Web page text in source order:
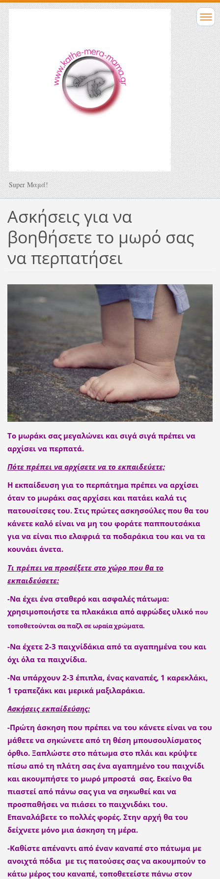
Super Μαμά!
Ασκήσεις για να
βοηθήσετε το μωρό σας
να περπατήσει
Το μωράκι σας μεγαλώνει και σιγά σιγά πρέπει να
αρχίσει να περπατά.
Πότε πρέπει να αρχίσετε να το εκπαιδεύετε;
Η εκπαίδευση για το περπάτημα πρέπει να αρχίσει
όταν το μωράκι σας αρχίσει και πατάει καλά τις
πατουσίτσες του. Στις πρώτες ασκησούλες που θα του
κάνετε καλό είναι να μη του φοράτε παππουτσάκια
για να είναι πιο ελαφριά τα ποδαράκια του και να τα
κουνάει άνετα.
Τι πρέπει να προσέξετε στο χώρο που θα το
εκπαιδεύσετε:
-Να έχει ένα σταθερό και ασφαλές πάτωμα:
χρησιμοποιήστε τα πλακάκια από αφρώδες υλικό που
τοποθετούνται σα παζλ σε ωραία χρώματα.
-Να έχετε 2-3 παιχνίδάκια από τα αγαπημένα του και
όχι όλα τα παιχνίδια.
-Να υπάρχουν 2-3 έπιπλα, ένας καναπές, 1 καρεκλάκι,
1 τραπεζάκι και μερικά μαξιλαράκια.
Ασκήσεις εκπαίδεύσης:
-Πρώτη άσκηση που πρέπει να του κάνετε είναι να του
μάθετε να σηκώνετε από τη θέση μπουσουλίσματος
όρθιο. Ξαπλώστε στο πάτωμα στο πλάι και κρύψτε
πίσω από τη πλάτη σας ένα αγαπημένο του παιχνίδι
και ακουμπήστε το μωρό μπροστά σας. Εκείνο θα
πιαστεί από πάνω σας για να σηκωθεί και να
προσπαθήσει να πιάσει το παιχνιδάκι του.
Επαναλάβετε το πολλές φορές. Στην αρχή θα του
δείχνετε μόνο μια άσκηση τη μέρα.
-Καθίστε απέναντι από έναν καναπέ στο πάτωμα με
ανοιχτά πόδια με τις πατούσες σας να ακουμπούν το
κάτω μέρος του καναπέ, τοποθετείστε πάνω στον